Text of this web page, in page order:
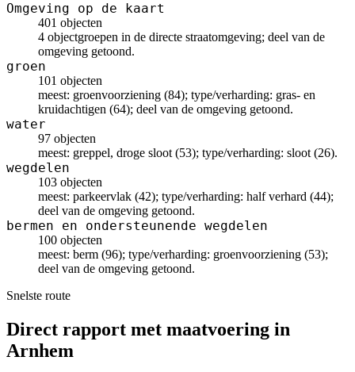
Omgeving op de kaart
401 objecten
4 objectgroepen in de directe straatomgeving; deel van de
omgeving getoond.
groen
101 objecten
meest: groenvoorziening (84); type/verharding: gras- en
kruidachtigen (64); deel van de omgeving getoond.
water
97 objecten
meest: greppel, droge sloot (53); type/verharding: sloot (26).
wegdelen
103 objecten
meest: parkeervlak (42); type/verharding: half verhard (44);
deel van de omgeving getoond.
bermen en ondersteunende wegdelen
100 objecten
meest: berm (96); type/verharding: groenvoorziening (53);
deel van de omgeving getoond.
Snelste route
Direct rapport met maatvoering in
Arnhem